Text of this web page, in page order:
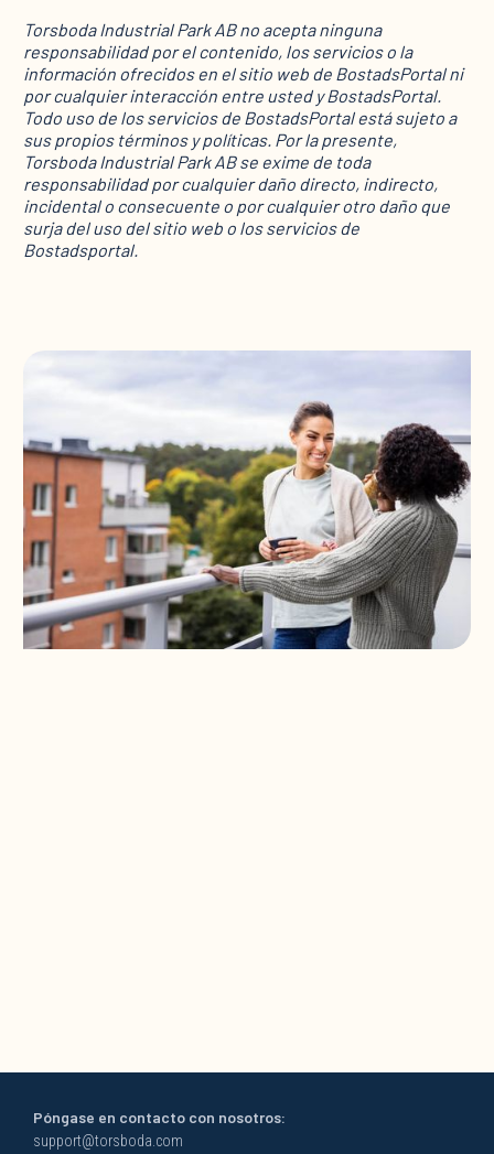
Torsboda Industrial Park AB no acepta ninguna
responsabilidad por el contenido, los servicios o la
información ofrecidos en el sitio web de BostadsPortal ni
por cualquier interacción entre usted y BostadsPortal.
Todo uso de los servicios de BostadsPortal está sujeto a
sus propios términos y políticas. Por la presente,
Torsboda Industrial Park AB se exime de toda
responsabilidad por cualquier daño directo, indirecto,
incidental o consecuente o por cualquier otro daño que
surja del uso del sitio web o los servicios de
Bostadsportal.
Póngase en contacto con nosotros:
support@torsboda.com